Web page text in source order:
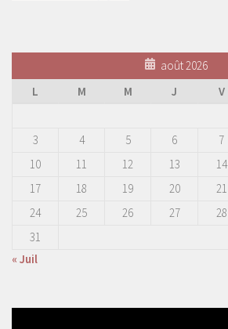
août 2026
L
M M J V
3
4 5 6 7
10
11 12 13 14
17
18 19 20 21
24
25 26 27 28
31
« Juil